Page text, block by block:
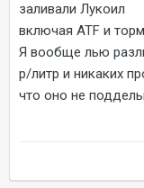
заливали Лукоил
включая АТF и
Я вообще лью
р/литр и никаких
что оно не